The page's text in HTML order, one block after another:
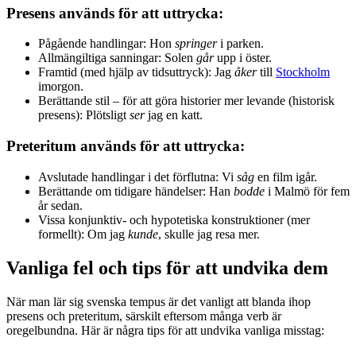
Presens används för att uttrycka:
Pågående handlingar: Hon springeri parken.
Allmängiltiga sanningar: Solen gårupp i öster.
Framtid (med hjälp av tidsuttryck): Jag åkertill Stockholm
imorgon.
Berättande stil – för att göra historier mer levande (historisk
presens): Plötsligt serjag en katt.
Preteritum används för att uttrycka:
Avslutade handlingar i det förflutna: Vi såg en film igår.
Berättande om tidigare händelser: Han bodde i Malmö för fem
år sedan.
Vissa konjunktiv- och hypotetiska konstruktioner (mer
formellt): Om jag kunde, skulle jag resa mer.
Vanliga fel och tips för att undvika dem
När man lär sig svenska tempus är det vanligt att blanda ihop
presens och preteritum, särskilt eftersom många verb är
oregelbundna. Här är några tips för att undvika vanliga misstag: